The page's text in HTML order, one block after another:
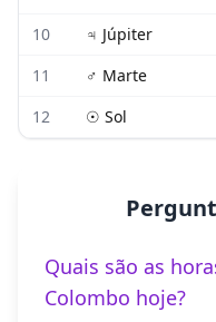
10
♃ Júpiter
11
♂ Marte
12
☉ Sol
Quais são as
Colombo hoje?